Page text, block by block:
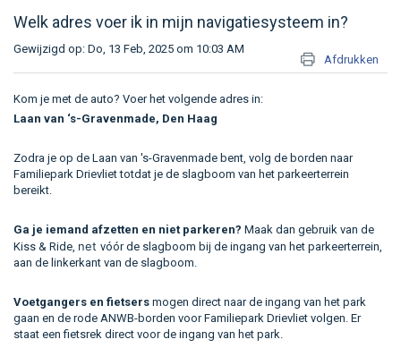
Welk adres voer ik in mijn navigatiesysteem in?
Afdrukken
Gewijzigd op: Do, 13 Feb, 2025 om 10:03 AM
Kom je met de auto? Voer het volgende adres in:
Laan van ‘s-Gravenmade, Den Haag
Zodra je op de Laan van 's-Gravenmade bent, volg de borden naar
Familiepark Drievliet totdat je de slagboom van het parkeerterrein
bereikt.
Ga je iemand afzetten en niet parkeren? Maak dan gebruik van de
Kiss & Ride, net vóór de slagboom bij de ingang van het parkeerterrein,
aan de linkerkant van de slagboom.
Voetgangers en fietsers mogen direct naar de ingang van het park
gaan en de rode ANWB-borden voor Familiepark Drievliet volgen. Er
staat een fietsrek direct voor de ingang van het park.